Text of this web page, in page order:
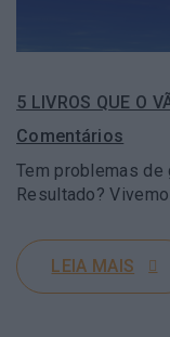
5 LIVROS QUE O
Comentários
Tem problemas
Resultado?
LEIA MAIS